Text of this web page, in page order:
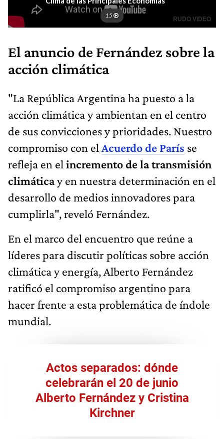
El anuncio de Fernández sobre la
acción climática
"La República Argentina ha puesto a la
acción climática y ambientan en el centro
de sus convicciones y prioridades. Nuestro
compromiso con el Acuerdo de París se
refleja en el incremento de la transmisión
climáticay en nuestra determinación en el
desarrollo de medios innovadores para
cumplirla", reveló Fernández.
En el marco del encuentro que reúne a
líderes para discutir políticas sobre acción
climática y energía, Alberto Fernández
ratificó el compromiso argentino para
hacer frente a esta problemática de índole
mundial.
Actos separados: dónde
celebrarán el 20 de junio
Alberto Fernández y Cristina
Kirchner